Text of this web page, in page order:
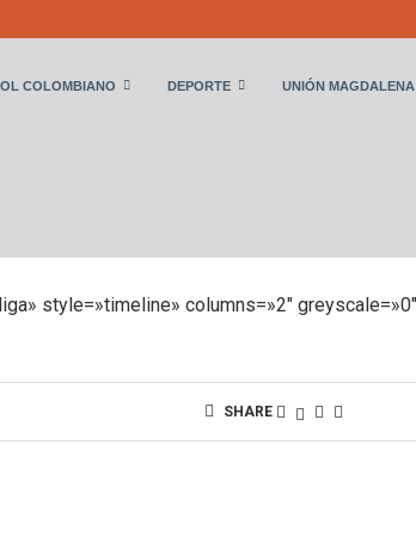
COLOMBIANO DEPORTE UNIÓN MAGDALENA
style=»timeline» columns=»2″
SHARE